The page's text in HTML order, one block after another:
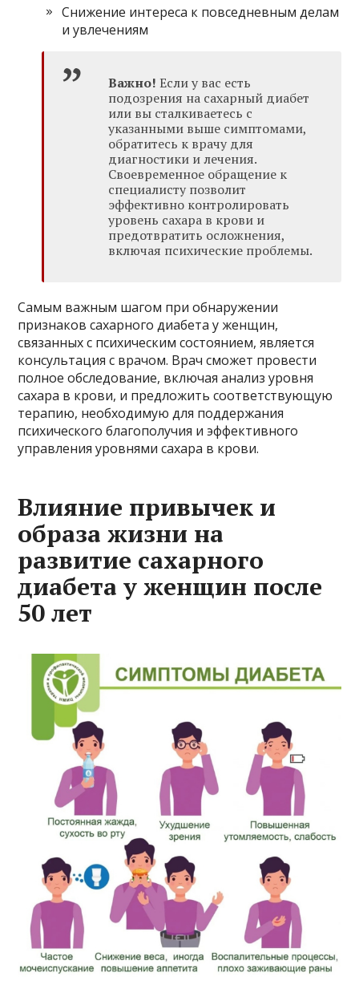
Снижение интереса к повседневным делам
и увлечениям
Важно! Если у вас есть
подозрения на сахарный диабет
или вы сталкиваетесь с
указанными выше симптомами,
обратитесь к врачу для
диагностики и лечения.
Своевременное обращение к
специалисту позволит
эффективно контролировать
уровень сахара в крови и
предотвратить осложнения,
включая психические проблемы.
Самым важным шагом при обнаружении
признаков сахарного диабета у женщин,
связанных с психическим состоянием, является
консультация с врачом. Врач сможет провести
полное обследование, включая анализ уровня
сахара в крови, и предложить соответствующую
терапию, необходимую для поддержания
психического благополучия и эффективного
управления уровнями сахара в крови.
Влияние привычек и
образа жизни на
развитие сахарного
диабета у женщин после
50 лет